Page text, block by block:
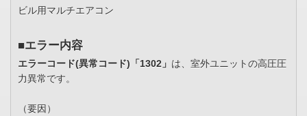
ビル用マルチエアコン
■エラー内容
エラーコード(異常コード)「1302」 は、室外ユニットの高圧圧
力異常です。
（要因）